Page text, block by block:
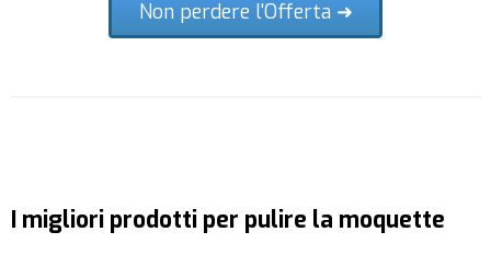
Non perdere l'Offerta ➜
I migliori prodotti per pulire la moquette